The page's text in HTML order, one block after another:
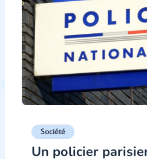
Société
Un policier